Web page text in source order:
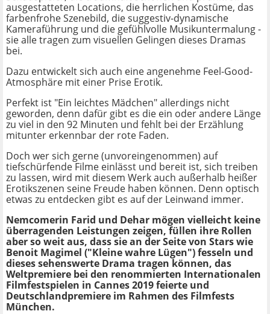
ausgestatteten Locations, die herrlichen Kostüme, das
farbenfrohe Szenebild, die suggestiv-dynamische
Kameraführung und die gefühlvolle Musikuntermalung -
sie alle tragen zum visuellen Gelingen dieses Dramas
bei.
Dazu entwickelt sich auch eine angenehme Feel-Good-
Atmosphäre mit einer Prise Erotik.
Perfekt ist "Ein leichtes Mädchen" allerdings nicht
geworden, denn dafür gibt es die ein oder andere Länge
zu viel in den 92 Minuten und fehlt bei der Erzählung
mitunter erkennbar der rote Faden.
Doch wer sich gerne (unvoreingenommen) auf
tiefschürfende Filme einlässt und bereit ist, sich treiben
zu lassen, wird mit diesem Werk auch außerhalb heißer
Erotikszenen seine Freude haben können. Denn optisch
etwas zu entdecken gibt es auf der Leinwand immer.
Nemcomerin Farid und Dehar mögen vielleicht keine
überragenden Leistungen zeigen, füllen ihre Rollen
aber so weit aus, dass sie an der Seite von Stars wie
Benoit Magimel ("Kleine wahre Lügen") fesseln und
dieses sehenswerte Drama tragen können, das
Weltpremiere bei den renommierten Internationalen
Filmfestspielen in Cannes 2019 feierte und
Deutschlandpremiere im Rahmen des Filmfests
München.